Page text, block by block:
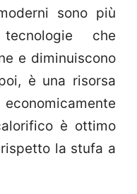
sono più
che
e diminuiscono
è una risorsa
è ottimo
la stufa a